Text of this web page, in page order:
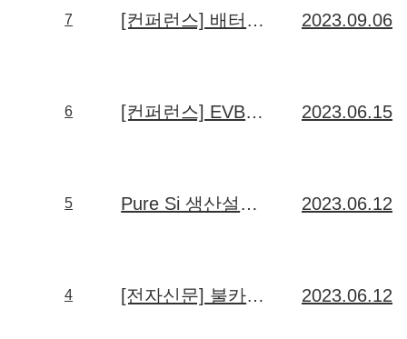
7 [컨퍼런스] 배터리 코리아 2023 참가 및 컨퍼런스 강연 (강연자: 박성규 연구소장) 2023.09.06
6 [컨퍼런스] EVBIS 2023: 세계 전기차 배터리, 충전산업 미래전략 컨퍼런스 강연 - 박성규 연구소장 2023.06.15
5 Pure Si 생산설비 구축에 따른 안전 기원제 2023.06.12
4 [전자신문] 불카누스, 차세대 음극재 소재 ‘퓨어실리콘’ 양산 도전 (2023.06.07) 2023.06.12